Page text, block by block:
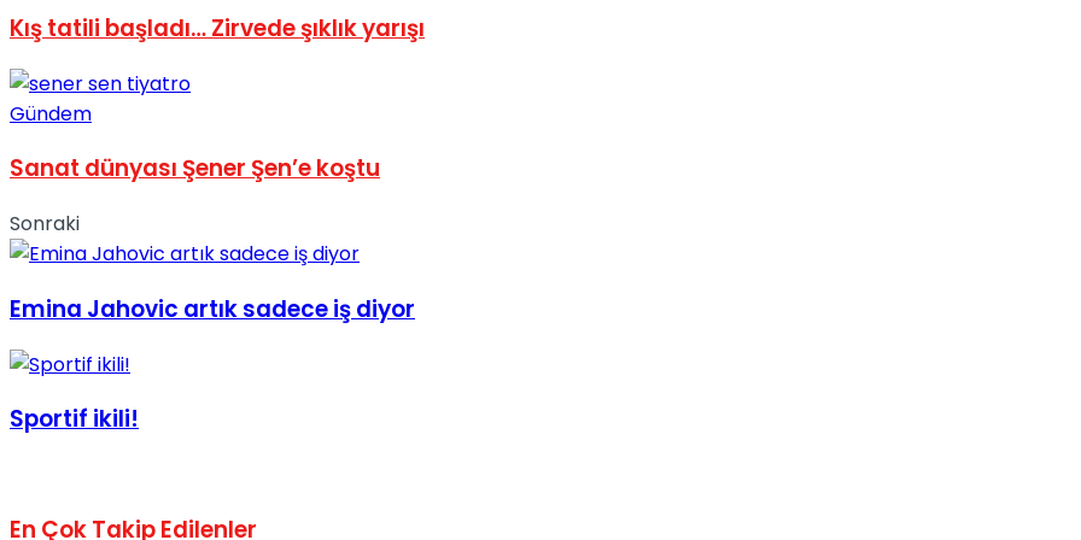
No Result
View All Result
Kış tatili başladı… Zirvede şıklık yarışı
Gündem
Sanat dünyası Şener Şen’e koştu
Sonraki
Emina Jahovic artık sadece iş diyor
Sportif ikili!
En Çok Takip Edilenler